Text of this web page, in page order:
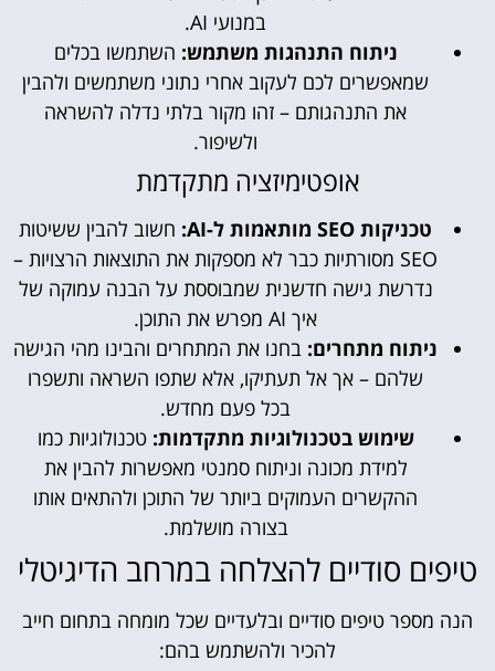
במנועי AI.
ניתוח התנהגות משתמש: השתמשו בכלים
שמאפשרים לכם לעקוב אחרי נתוני משתמשים ולהבין
את התנהגותם – זהו מקור בלתי נדלה להשראה
ולשיפור.
אופטימיזציה מתקדמת
טכניקות SEO מותאמות ל-AI:
חשוב להבין ששיטות
SEO מסורתיות כבר לא מספקות את התוצאות הרצויות –
נדרשת גישה חדשנית שמבוססת על הבנה עמוקה של
איך AI מפרש את התוכן.
ניתוח מתחרים: בחנו את המתחרים והבינו מהי הגישה
שלהם – אך אל תעתיקו, אלא שתפו השראה ותשפרו
בכל פעם מחדש.
שימוש בטכנולוגיות מתקדמות: טכנולוגיות כמו
למידת מכונה וניתוח סמנטי מאפשרות להבין את
ההקשרים העמוקים ביותר של התוכן ולהתאים אותו
בצורה מושלמת.
טיפים סודיים להצלחה במרחב הדיגיטלי
הנה מספר טיפים סודיים ובלעדיים שכל מומחה בתחום חייב
להכיר ולהשתמש בהם: